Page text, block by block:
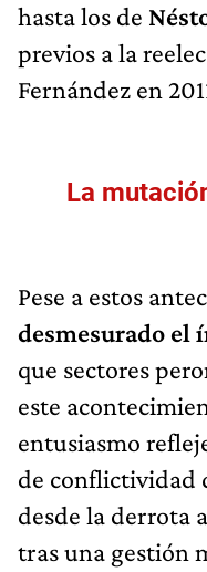
hasta los de
previos a la
Fernández en
La
Pese a estos
desmesurado el
que sectores
este
entusiasmo
de conflictividad
desde la derrota
tras una gestión